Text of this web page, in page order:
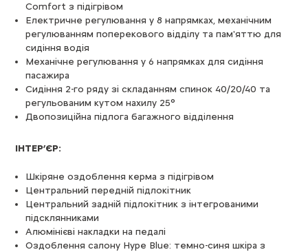
Comfort з підігрівом
Електричне регулювання у 8 напрямках, механічним
регулюванням поперекового відділу та пам'яттю для
сидіння водія
Механічне регулювання у 6 напрямках для сидіння
пасажира
Сидіння 2-го ряду зі складанням спинок 40/20/40 та
регульованим кутом нахилу 25°
Двопозиційна підлога багажного відділення
ІНТЕР’ЄР:
Шкіряне оздоблення керма з підігрівом
Центральний передній підлокітник
Центральний задній підлокітник з інтегрованими
підсклянниками
Алюмінієві накладки на педалі
Оздоблення салону Hype Blue: темно-синя шкіра з